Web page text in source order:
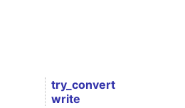
try_convert
write